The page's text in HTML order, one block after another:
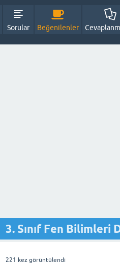
Sorular Beğenilenler
3. Sınıf Fen Bilimleri
221 kez görüntülendi